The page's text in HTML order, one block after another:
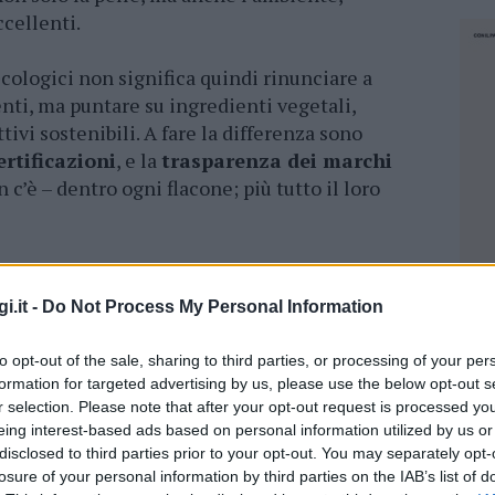
- Do Not Process My Personal Information
opt-out of the sale, sharing to third parties, or processing of your
for targeted advertising by us, please use the below opt-out
selection. Please note that after your opt-out request is processed
interest-based ads based on personal information utilized by us
to third parties prior to your opt-out. You may separately
of your personal information by third parties on the IAB’s list of
non significa quindi rinunciare a
ma puntare su ingredienti vegetali,
sostenibili. A fare la differenza sono
, e la trasparenza dei marchi
c’è – dentro ogni flacone; più tutto il loro
a chi desidera
curare la pelle in modo
Se ti stai avvicinando a questa
consapevole,scopri i prodotti Eco Bio
per la tua pelle.
sono formulati con ingredienti di origine
biologica, ed evitando sostanze